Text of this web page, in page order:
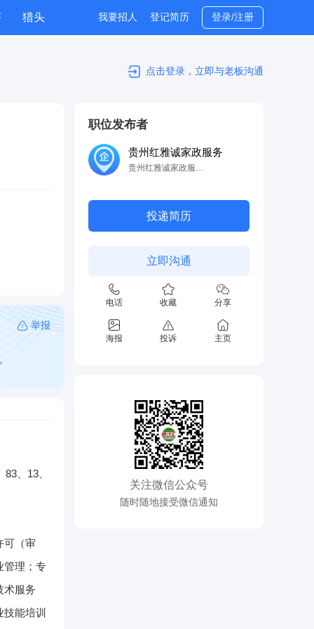
猎头 我要招人 登记简历 登录/注册
点击登录，立即与老板沟通
举报
、13、
可（审
管理；专
术服务
能培训
职位发布者
贵州红雅诚家政服务
投递简历
立即沟通
电话 收藏 分享
海报 投诉 主页
关注微信公众号
随时随地接受微信通知